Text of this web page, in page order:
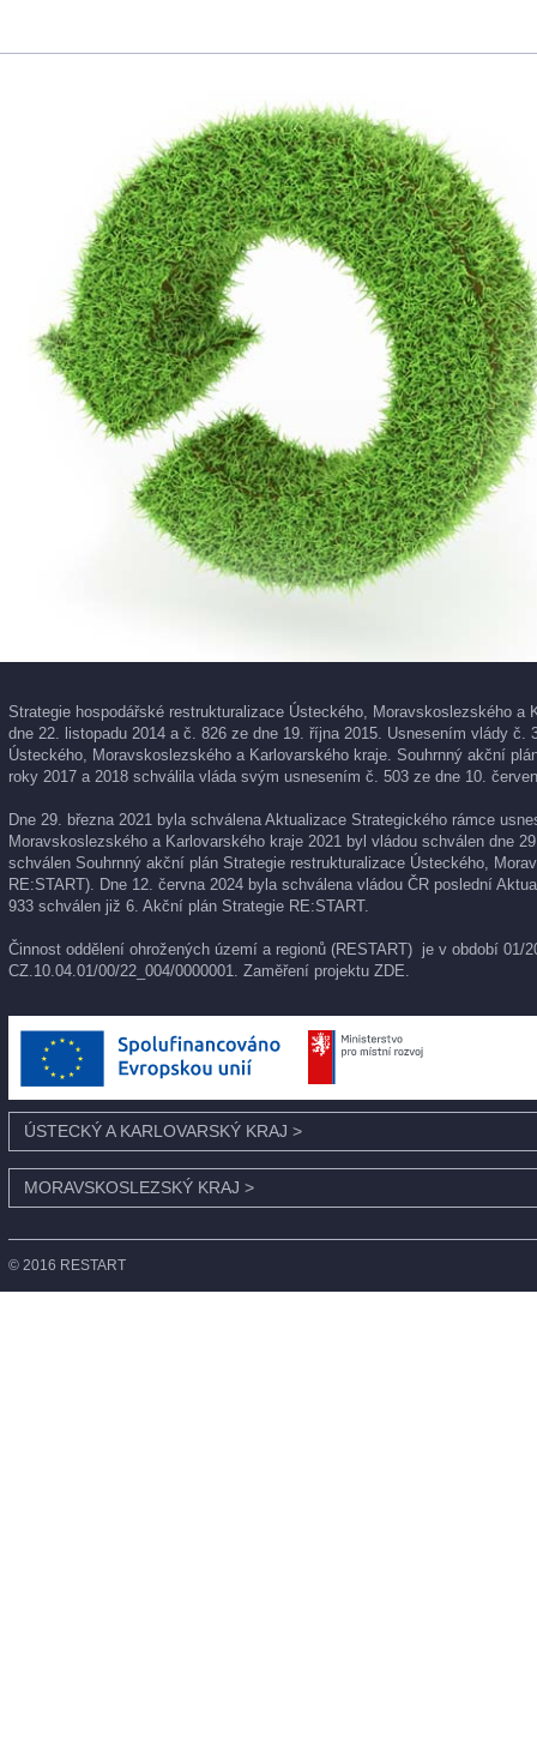
Strategie hospodářské restrukturalizace Ústeckého, Moravskoslezského
dne 22. listopadu 2014 a č. 826 ze dne 19. října 2015. Usnesením vlády
Ústeckého, Moravskoslezského a Karlovarského kraje. Souhrnný akční
roky 2017 a 2018 schválila vláda svým usnesením č. 503 ze dne 10.
Dne 29. března 2021 byla schválena Aktualizace Strategického rámce
Moravskoslezského a Karlovarského kraje 2021 byl vládou schválen dne
schválen Souhrnný akční plán Strategie restrukturalizace Ústeckého,
RE:START). Dne 12. června 2024 byla schválena vládou ČR poslední
933 schválen již 6. Akční plán Strategie RE:START.
Činnost oddělení ohrožených území a regionů (RESTART) je v období
CZ.10.04.01/00/22_004/0000001. Zaměření projektu ZDE
ÚSTECKÝ A KARLOVARSKÝ KRAJ >
MORAVSKOSLEZSKÝ KRAJ >
© 2016 RESTART